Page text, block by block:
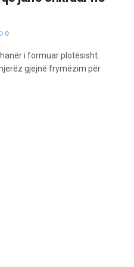
0
i formuar plotësisht.
gjejnë frymëzim për